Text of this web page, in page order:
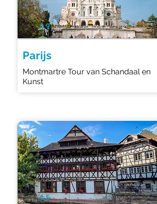
4.9
Parijs
Montmartre Tour van Schandaal en
Kunst
4.5
2 Hr